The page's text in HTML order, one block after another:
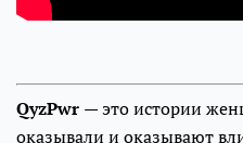
QyzPwr — это истории
оказывали и оказывают